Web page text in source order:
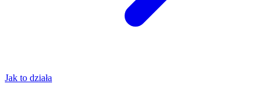
Jak to działa